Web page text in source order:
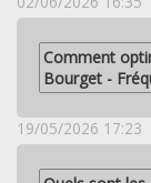
Comment
Bourget -
19/05/2026 17:23